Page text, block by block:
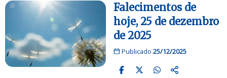
Falecimentos de
hoje, 25 de dezembro
de 2025
Publicado 25/12/2025